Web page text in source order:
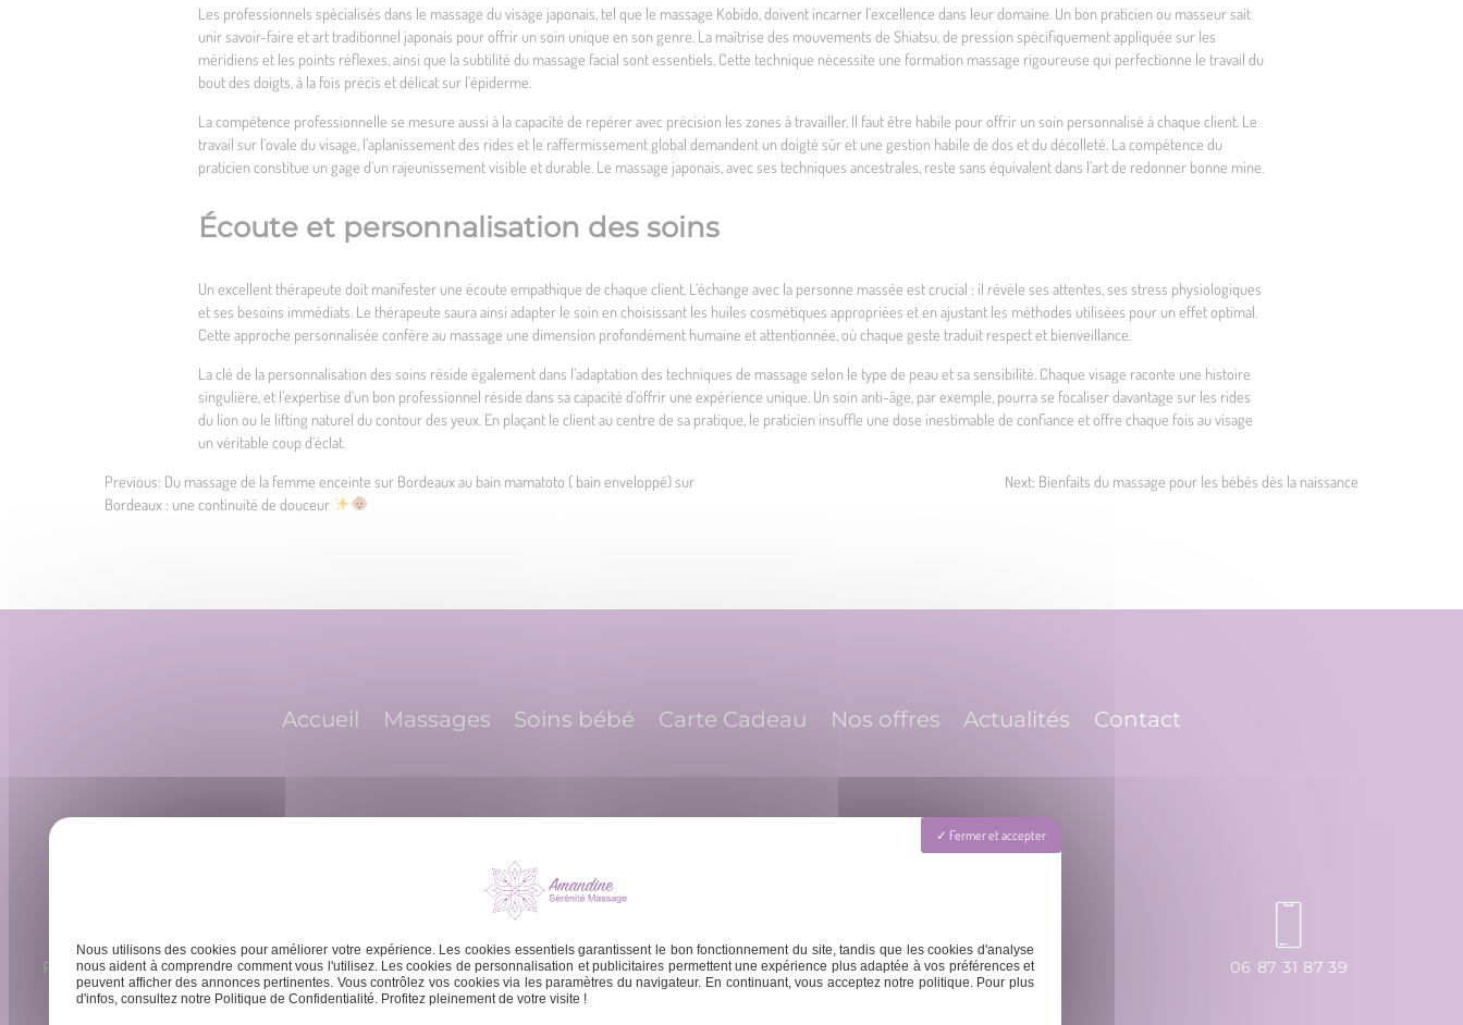
Les professionnels spécialisés dans le massage du visage japonais, tel que le massage Kobido, doivent incarner l’excellence dans leur domaine. Un bon praticien ou masseur sait
unir savoir-faire et art traditionnel japonais pour offrir un soin unique en son genre. La maîtrise des mouvements de Shiatsu, de pression spécifiquement appliquée sur les
méridiens et les points réflexes, ainsi que la subtilité du massage facial sont essentiels. Cette technique nécessite une formation massage rigoureuse qui perfectionne le travail du
bout des doigts, à la fois précis et délicat sur l’épiderme.
La compétence professionnelle se mesure aussi à la capacité de repérer avec précision les zones à travailler. Il faut être habile pour offrir un soin personnalisé à chaque client. Le
travail sur l’ovale du visage, l’aplanissement des rides et le raffermissement global demandent un doigté sûr et une gestion habile de dos et du décolleté. La compétence du
praticien constitue un gage d’un rajeunissement visible et durable. Le massage japonais, avec ses techniques ancestrales, reste sans équivalent dans l’art de redonner bonne mine.
Écoute et personnalisation des soins
Un excellent thérapeute doit manifester une écoute empathique de chaque client. L’échange avec la personne massée est crucial : il révèle ses attentes, ses stress physiologiques
et ses besoins immédiats. Le thérapeute saura ainsi adapter le soin en choisissant les huiles cosmétiques appropriées et en ajustant les méthodes utilisées pour un effet optimal.
Cette approche personnalisée confère au massage une dimension profondément humaine et attentionnée, où chaque geste traduit respect et bienveillance.
La clé de la personnalisation des soins réside également dans l’adaptation des techniques de massage selon le type de peau et sa sensibilité. Chaque visage raconte une histoire
singulière, et l’expertise d’un bon professionnel réside dans sa capacité d’offrir une expérience unique. Un soin anti-âge, par exemple, pourra se focaliser davantage sur les rides
du lion ou le lifting naturel du contour des yeux. En plaçant le client au centre de sa pratique, le praticien insuffle une dose inestimable de confiance et offre chaque fois au visage
un véritable coup d’éclat.
Navigation
l’article
Previous: Du massage de la femme enceinte sur Bordeaux au bain mamatoto ( bain enveloppé) sur
Bordeaux : une continuité de douceur
Next: Bienfaits du massage pour les bébés dès la naissance
Accueil Massages Soins bébé Carte Cadeau Nos offres Actualités Contact
Rue Barreyre, 33300 Bordeaux Lundi - Dimanche : 8h - 20h contact@amandinemassage.fr 06 87 31 87 39
Fermer et accepter
Nous utilisons des cookies pour améliorer votre expérience. Les cookies essentiels garantissent le bon fonctionnement du site, tandis que les cookies d'analyse
nous aident à comprendre comment vous l'utilisez. Les cookies de personnalisation et publicitaires permettent une expérience plus adaptée à vos préférences et
peuvent afficher des annonces pertinentes. Vous contrôlez vos cookies via les paramètres du navigateur. En continuant, vous acceptez notre politique. Pour plus
d'infos, consultez notre Politique de Confidentialité. Profitez pleinement de votre visite !